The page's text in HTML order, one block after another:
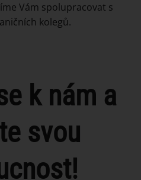
Vám spolupracovat s
kolegů.
k nám a
svou